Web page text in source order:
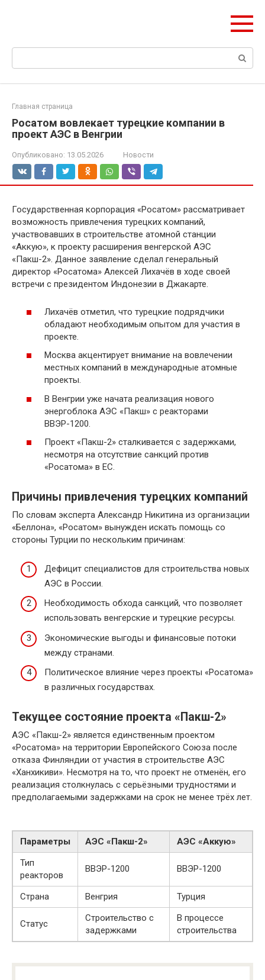
Поиск:
Главная страница
Росатом вовлекает турецкие компании в
проект АЭС в Венгрии
Опубликовано: 13.05.2026 Новости
Государственная корпорация «Росатом» рассматривает
возможность привлечения турецких компаний,
участвовавших в строительстве атомной станции
«Аккую», к проекту расширения венгерской АЭС
«Пакш-2». Данное заявление сделал генеральный
директор «Росатома» Алексей Лихачëв в ходе своей
встречи с президентом Индонезии в Джакарте.
Лихачëв отметил, что турецкие подрядчики
обладают необходимым опытом для участия в
проекте.
Москва акцентирует внимание на вовлечении
местных компаний в международные атомные
проекты.
В Венгрии уже начата реализация нового
энергоблока АЭС «Пакш» с реакторами
ВВЭР-1200.
Проект «Пакш-2» сталкивается с задержками,
несмотря на отсутствие санкций против
«Росатома» в ЕС.
Причины привлечения турецких компаний
По словам эксперта Александр Никитина из организации
«Беллона», «Росатом» вынужден искать помощь со
стороны Турции по нескольким причинам:
Дефицит специалистов для строительства новых
АЭС в России.
Необходимость обхода санкций, что позволяет
использовать венгерские и турецкие ресурсы.
Экономические выгоды и финансовые потоки
между странами.
Политическое влияние через проекты «Росатома»
в различных государствах.
Текущее состояние проекта «Пакш-2»
АЭС «Пакш-2» является единственным проектом
«Росатома» на территории Европейского Союза после
отказа Финляндии от участия в строительстве АЭС
«Ханхикиви». Несмотря на то, что проект не отменён, его
реализация столкнулась с серьёзными трудностями и
предполагаемыми задержками на срок не менее трёх лет.
Параметры АЭС «Пакш-2»
АЭС «Аккую»
Тип
реакторов
ВВЭР-1200 ВВЭР-1200
Страна Венгрия Турция
Статус
Строительство с
задержками
В процессе
строительства